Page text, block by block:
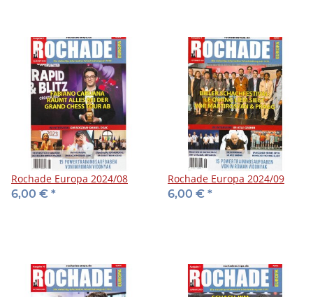
Rochade Europa 2024/08
6,00 € *
Rochade Europa 2024/09
6,00 € *